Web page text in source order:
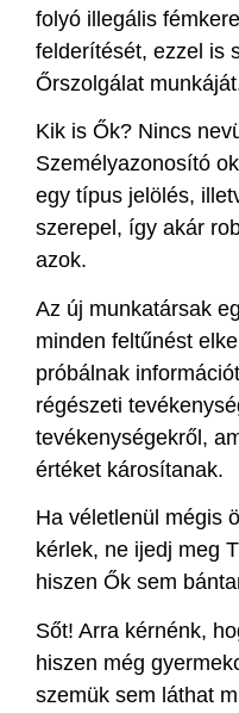
folyó illegális
felderítését, ezzel is
Őrszolgálat
Kik is Ők? Nincs
Személyazonosító
egy típus jelölés,
szerepel, így akár
azok.
Az új munkatársak
minden feltűnést
próbálnak
régészeti
tevékenységekről,
értéket károsítanak.
Ha véletlenül mégis
kérlek, ne ijedj meg
hiszen Ők sem
Sőt! Arra kérnénk,
hiszen még
szemük sem láthat